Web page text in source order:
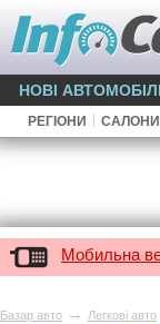
НОВІ АВТОМОБІЛІ
РЕГІОНИ САЛОНИ
Мобильна
Базар авто → Легкові авто